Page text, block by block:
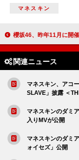
マネスキン
櫻坂46、昨年11月に開催したスタジアムライブ映像
関連ニュース
マネスキン、アコ
SLAVE」披露 ＜
マネスキンのダミ
入りMVが公開
マネスキンのダミ
ォイセズ」公開